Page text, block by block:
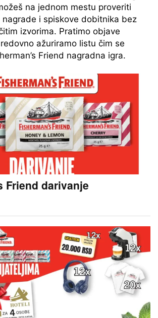
na jednom mestu proveriti
nagrade i spiskove dobitnika bez
izvorima. Pratimo objave
ažuriramo listu čim se
Friend nagradna igra.
Friend darivanje